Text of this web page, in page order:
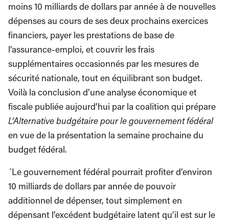
moins 10 milliards de dollars par année à de nouvelles
dépenses au cours de ses deux prochains exercices
financiers, payer les prestations de base de
l’assurance-emploi, et couvrir les frais
supplémentaires occasionnés par les mesures de
sécurité nationale, tout en équilibrant son budget.
Voilà la conclusion d’une analyse économique et
fiscale publiée aujourd’hui par la coalition qui prépare
L’Alternative budgétaire pour le gouvernement fédéral
en vue de la présentation la semaine prochaine du
budget fédéral.
´Le gouvernement fédéral pourrait profiter d’environ
10 milliards de dollars par année de pouvoir
additionnel de dépenser, tout simplement en
dépensant l’excédent budgétaire latent qu’il est sur le